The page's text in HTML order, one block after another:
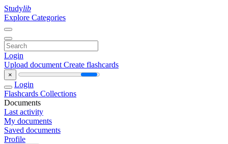
Studylib
Explore Categories
Login
Upload document Create flashcards
×
Login
Flashcards Collections
Documents
Last activity
My documents
Saved documents
Profile